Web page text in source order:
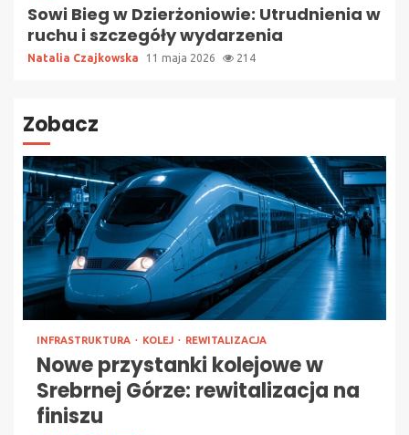
Sowi Bieg w Dzierżoniowie: Utrudnienia w
ruchu i szczegóły wydarzenia
Natalia Czajkowska 11 maja 2026 214
Zobacz
INFRASTRUKTURA KOLEJ REWITALIZACJA
Nowe przystanki kolejowe w
Srebrnej Górze: rewitalizacja na
finiszu